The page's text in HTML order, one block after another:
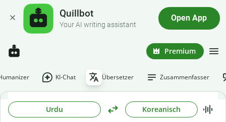
Quillbot
Your AI writing assistant
Open App
Premium
KI-Chat Übersetzer Zusammenfasser
Urdu Koreanisch